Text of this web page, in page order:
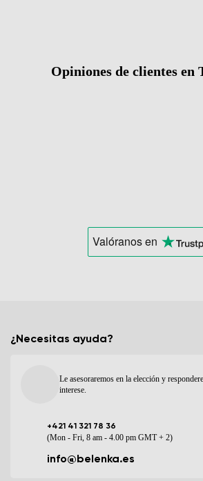
Opiniones de clientes en
Valóranosen
¿Necesitas ayuda?
Le asesoraremos en la elección y
interese.
+421 41 321 78 36
(Mon - Fri, 8 am - 4.00 pm GMT + 2)
info@belenka.es